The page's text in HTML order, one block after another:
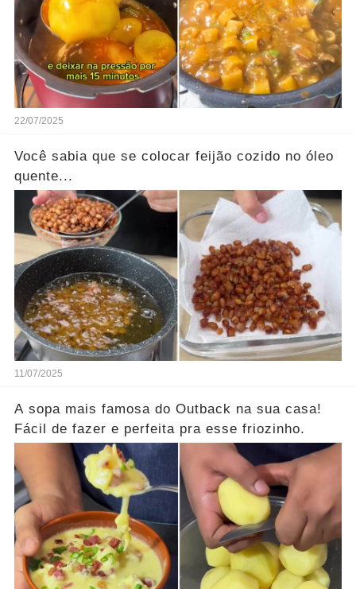
22/07/2025
Você sabia que se colocar feijão cozido no óleo
quente...
11/07/2025
A sopa mais famosa do Outback na sua casa!
Fácil de fazer e perfeita pra esse friozinho.